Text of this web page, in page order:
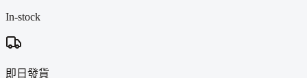
In-stock
即日發貨